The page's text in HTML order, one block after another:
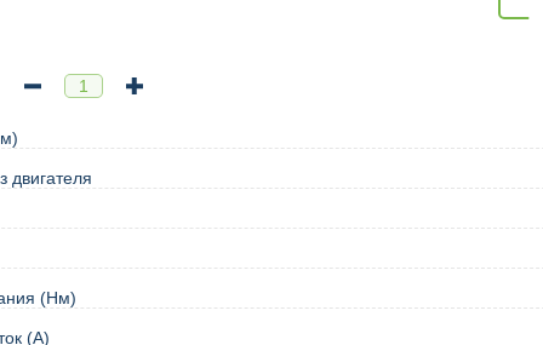
двигателя
(Нм)
(А)